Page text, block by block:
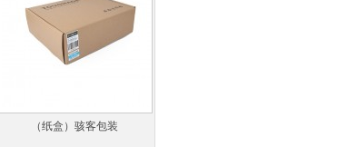
（纸盒）骇客包装